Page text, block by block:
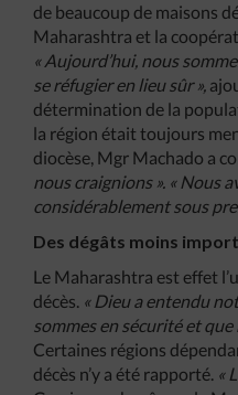
de beaucoup de maisons
Maharashtra et la
« Aujourd’hui, nous
se réfugier en lieu sûr »,
détermination de la
la région était toujours
diocèse, Mgr Machado a
nous craignions ». « Nous
considérablement sous
Des dégâts moins
Le Maharashtra est effet
décès. « Dieu a entendu
sommes en sécurité et
Certaines régions
décès n’y a été rapporté. «